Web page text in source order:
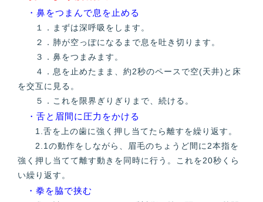
・鼻をつまんで息を止める
１．まずは深呼吸をします。
２．肺が空っぽになるまで息を吐き切ります。
３．鼻をつまみます。
４．息を止めたまま、約2秒のペースで空(天井)と床
を交互に見る。
５．これを限界ぎりぎりまで、続ける。
・舌と眉間に圧力をかける
1.舌を上の歯に強く押し当てたら離すを繰り返す。
2.1の動作をしながら、眉毛のちょうど間に2本指を
強く押し当てて離す動きを同時に行う。これを20秒くら
い繰り返す。
・拳を脇で挟む